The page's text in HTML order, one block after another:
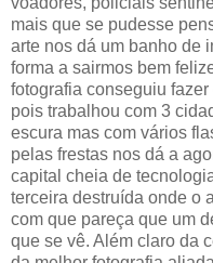
mais que se pudesse
arte nos dá um banho de
forma a sairmos bem
fotografia conseguiu
pois trabalhou com 3
escura mas com vários
pelas frestas nos dá a
capital cheia de
terceira destruída onde o
com que pareça que um
que se vê. Além claro da